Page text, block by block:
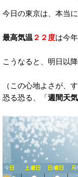
今日の東京は、本当
最高気温２２度は今
こうなると、明日以
（この心地よさが、
恐る恐る、「週間天気